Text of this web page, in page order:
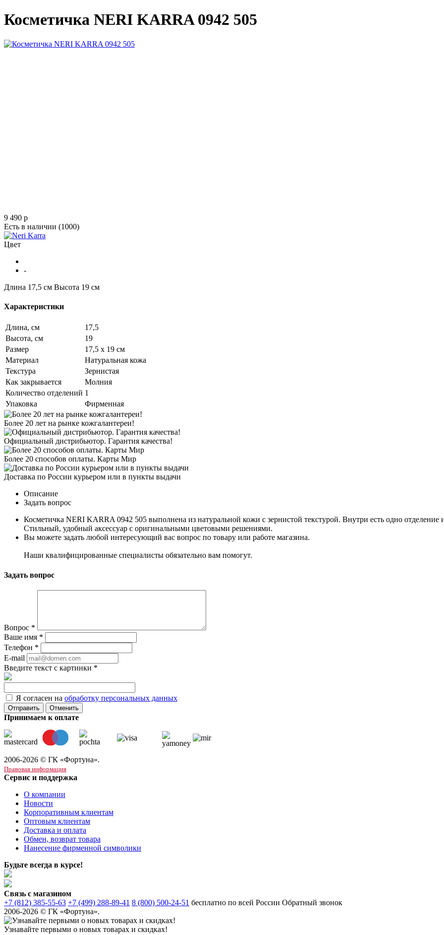
Косметичка NERI KARRA 0942 505
9 490 p
Есть в наличии (1000)
Цвет
-
Длина 17,5 см Высота 19 см
Характеристики
Длина, см
17,5
Высота, см
19
Размер
17,5 х 19 см
Материал
Натуральная кожа
Текстура
Зернистая
Как закрывается
Молния
Количество отделений 1
Упаковка
Фирменная
Более 20 лет на рынке кожгалантереи!
Официальный дистрибьютор. Гарантия качества!
Более 20 способов оплаты. Карты Мир
Доставка по России курьером или в пункты выдачи
Описание
Задать вопрос
Косметичка NERI KARRA 0942 505 выполнена из натуральной кожи с зернистой текстурой. Внутри есть одно
Стильный, удобный аксессуар с оригинальными цветовыми решениями.
Вы можете задать любой интересующий вас вопрос по товару или работе магазина.
Наши квалифицированные специалисты обязательно вам помогут.
Задать вопрос
Вопрос *
Ваше имя *
Телефон *
E-mail
Введите текст с картинки *
Я согласен на обработку персональных данных
Отменить
Принимаем к оплате
2006-2026 © ГК «Фортуна».
Правовая информация
Сервис и поддержка
О компании
Новости
Корпоративным клиентам
Оптовым клиентам
Доставка и оплата
Обмен, возврат товара
Нанесение фирменной символики
Будьте всегда в курсе!
Связь с магазином
+7 (812) 385-55-63 +7 (499) 288-89-41 8 (800) 500-24-51 бесплатно по всей России Обратный звонок
2006-2026 © ГК «Фортуна».
Узнавайте первыми о новых товарах и скидках!